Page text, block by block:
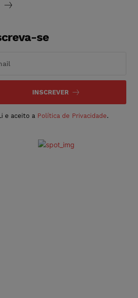
se
INSCREVER
e aceito a Política de Privacidade.